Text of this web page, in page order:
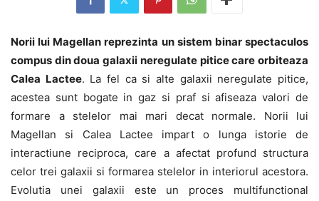
Norii lui Magellan reprezinta un sistem binar spectaculos
compus din doua galaxii neregulate pitice care orbiteaza
Calea Lactee. La fel ca si alte galaxii neregulate pitice,
acestea sunt bogate in gaz si praf si afiseaza valori de
formare a stelelor mai mari decat normale. Norii lui
Magellan si Calea Lactee impart o lunga istorie de
interactiune reciproca, care a afectat profund structura
celor trei galaxii si formarea stelelor in interiorul acestora.
Evolutia unei galaxii este un proces multifunctional